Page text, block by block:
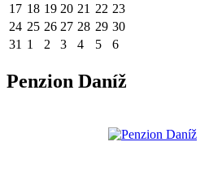
17 18 19 20 21 22 23
24 25 26 27 28 29 30
31 1 2 3 4 5 6
Penzion Daníž